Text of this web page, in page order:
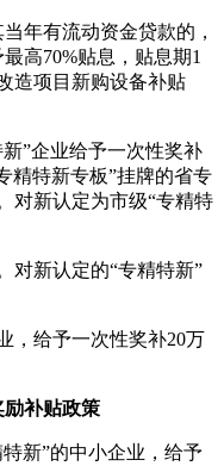
年有流动资金贷款的，
高70%贴息，贴息期1
造项目新购设备补贴
”企业给予一次性奖补
精特新专板”挂牌的省专
对新认定为市级“专精特
对新认定的“专精特新”
，给予一次性奖补20万
励补贴政策
新”的中小企业，给予